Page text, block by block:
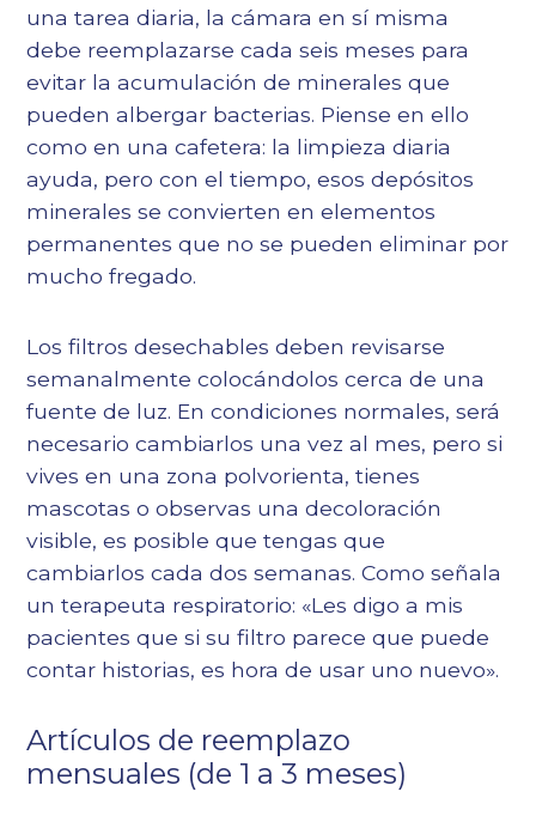
una tarea diaria, la cámara en sí misma
debe reemplazarse cada seis meses para
evitar la acumulación de minerales que
pueden albergar bacterias. Piense en ello
como en una cafetera: la limpieza diaria
ayuda, pero con el tiempo, esos depósitos
minerales se convierten en elementos
permanentes que no se pueden eliminar por
mucho fregado.
Los filtros desechables deben revisarse
semanalmente colocándolos cerca de una
fuente de luz. En condiciones normales, será
necesario cambiarlos una vez al mes, pero si
vives en una zona polvorienta, tienes
mascotas o observas una decoloración
visible, es posible que tengas que
cambiarlos cada dos semanas. Como señala
un terapeuta respiratorio: «Les digo a mis
pacientes que si su filtro parece que puede
contar historias, es hora de usar uno nuevo».
Artículos de reemplazo
mensuales (de 1 a 3 meses)